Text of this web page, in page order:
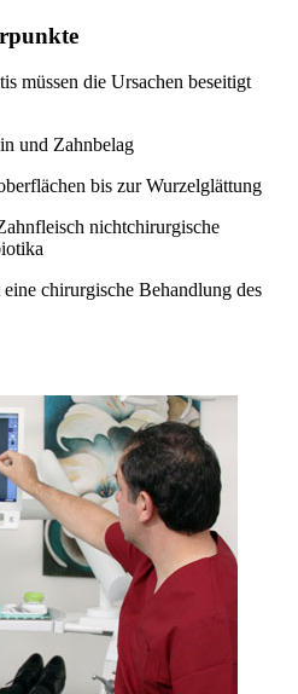
müssen die Ursachen beseitigt
und Zahnbelag
bis zur Wurzelglättung
nichtchirurgische
chirurgische Behandlung des